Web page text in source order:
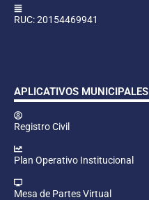
RUC: 20154469941
APLICATIVOS MUNICIPALES
Registro Civil
Plan Operativo Institucional
Mesa de Partes Virtual